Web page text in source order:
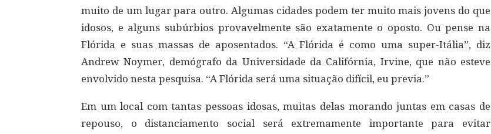
muito de um lugar para outro. Algumas cidades podem ter muito mais jovens do que
idosos, e alguns subúrbios provavelmente são exatamente o oposto. Ou pense na
Flórida e suas massas de aposentados. “A Flórida é como uma super-Itália”, diz
Andrew Noymer, demógrafo da Universidade da Califórnia, Irvine, que não esteve
envolvido nesta pesquisa. “A Flórida será uma situação difícil, eu previa.”
Em um local com tantas pessoas idosas, muitas delas morando juntas em casas de
repouso, o distanciamento social será extremamente importante para evitar